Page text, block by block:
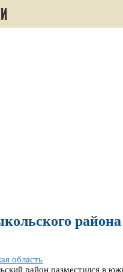
область
район разместился в